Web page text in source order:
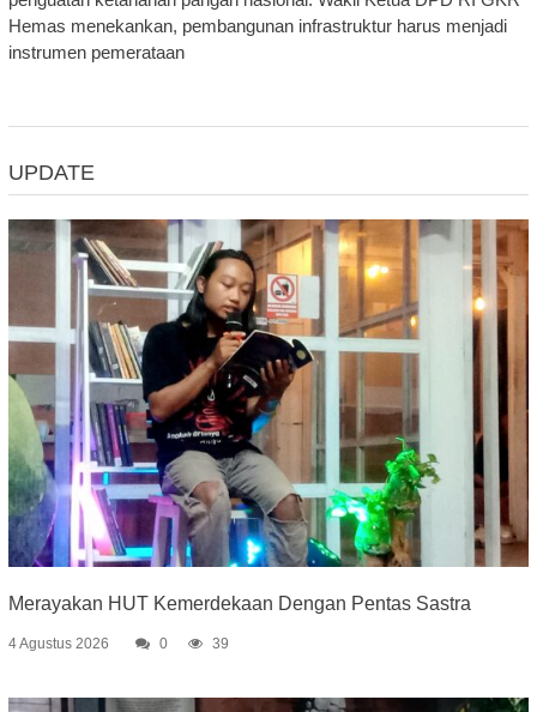
Hemas menekankan, pembangunan infrastruktur harus menjadi
instrumen pemerataan
UPDATE
Merayakan HUT Kemerdekaan Dengan Pentas Sastra
4 Agustus 2026 0 39